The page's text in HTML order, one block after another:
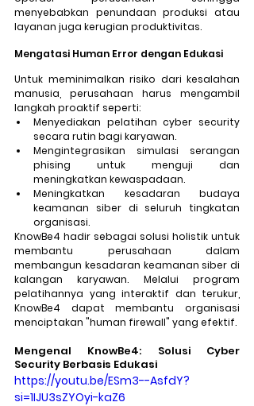
menyebabkan penundaan produksi atau
layanan juga kerugian produktivitas.
Mengatasi Human Error dengan Edukasi
Untuk meminimalkan risiko dari kesalahan
manusia, perusahaan harus mengambil
langkah proaktif seperti:
Menyediakan pelatihan cyber security
secara rutin bagi karyawan.
Mengintegrasikan simulasi serangan
phising untuk menguji dan
meningkatkan kewaspadaan.
Meningkatkan kesadaran budaya
keamanan siber di seluruh tingkatan
organisasi.
KnowBe4 hadir sebagai solusi holistik untuk
membantu perusahaan dalam
membangun kesadaran keamanan siber di
kalangan karyawan. Melalui program
pelatihannya yang interaktif dan terukur,
KnowBe4 dapat membantu organisasi
menciptakan "human firewall" yang efektif.
Mengenal KnowBe4: Solusi Cyber
Security Berbasis Edukasi
https://youtu.be/ESm3--AsfdY?
si=1IJU3sZYOyi-kaZ6